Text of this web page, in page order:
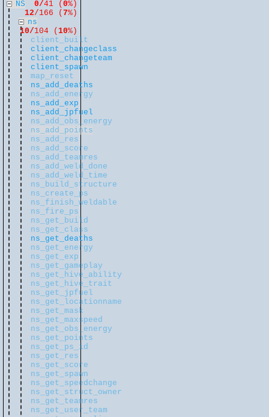
0/41 (0%)
NS
12/166 (7%)
ns
10/104 (10%)
client_built
client_changeclass
client_changeteam
client_spawn
map_reset
ns_add_deaths
ns_add_energy
ns_add_exp
ns_add_jpfuel
ns_add_obs_energy
ns_add_points
ns_add_res
ns_add_score
ns_add_teamres
ns_add_weld_done
ns_add_weld_time
ns_build_structure
ns_create_ps
ns_finish_weldable
ns_fire_ps
ns_get_build
ns_get_class
ns_get_deaths
ns_get_energy
ns_get_exp
ns_get_gameplay
ns_get_hive_ability
ns_get_hive_trait
ns_get_jpfuel
ns_get_locationname
ns_get_mask
ns_get_maxspeed
ns_get_obs_energy
ns_get_points
ns_get_ps_id
ns_get_res
ns_get_score
ns_get_spawn
ns_get_speedchange
ns_get_struct_owner
ns_get_teamres
ns_get_user_team